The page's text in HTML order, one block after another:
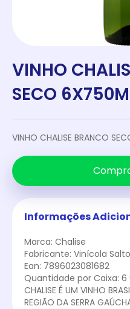
VINHO
SECO
VINHO CHALISE BRANCO
Informações
Marca: Chalise
Fabricante: Vinícola
Ean: 7896023081682
Quantidade por Caixa: 6
CHALISE É UM VINHO
REGIÃO DA SERRA